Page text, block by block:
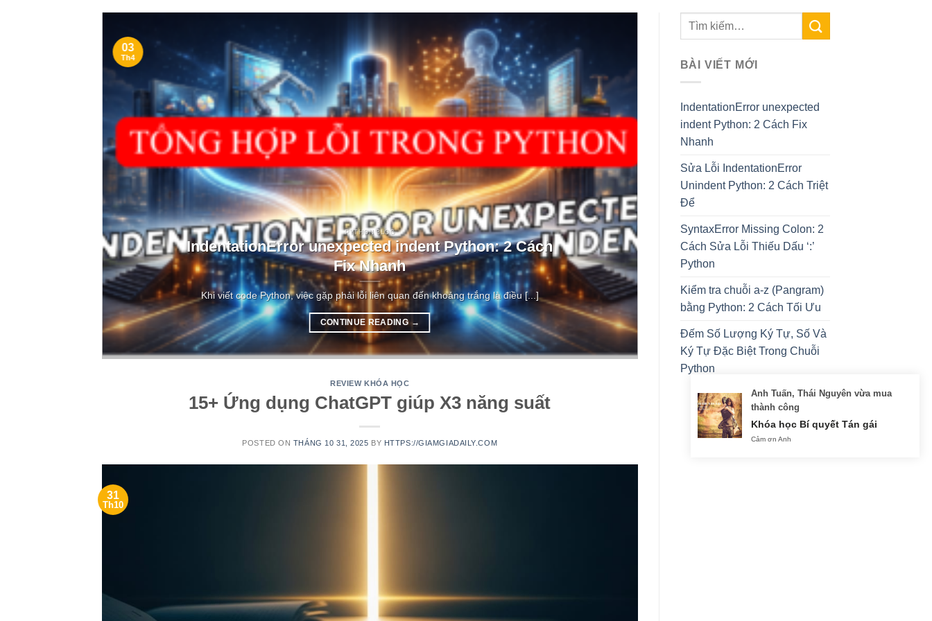
PYTHON BLOG
IndentationError unexpected indent Python: 2 Cách
Fix Nhanh
Khi viết code Python, việc gặp phải lỗi liên quan đến khoảng trắng là điều [...]
CONTINUE READING→
03
Th4
REVIEW KHÓA HỌC
15+ Ứng dụng ChatGPT giúp X3 năng suất
POSTED ON THÁNG 10 31, 2025 BY HTTPS://GIAMGIADAILY.COM
31
Th10
BÀI VIẾT MỚI
IndentationError unexpected
indent Python: 2 Cách Fix
Nhanh
Sửa Lỗi IndentationError
Unindent Python: 2 Cách Triệt
Để
SyntaxError Missing Colon: 2
Cách Sửa Lỗi Thiếu Dấu ‘:’
Python
Kiểm tra chuỗi a-z (Pangram)
bằng Python: 2 Cách Tối Ưu
Đếm Số Lượng Ký Tự, Số Và
Ký Tự Đặc Biệt Trong Chuỗi
Python
Anh Tuấn, Thái Nguyên vừa mua
thành công
Khóa học Bí quyết Tán gái
Cảm ơn Anh